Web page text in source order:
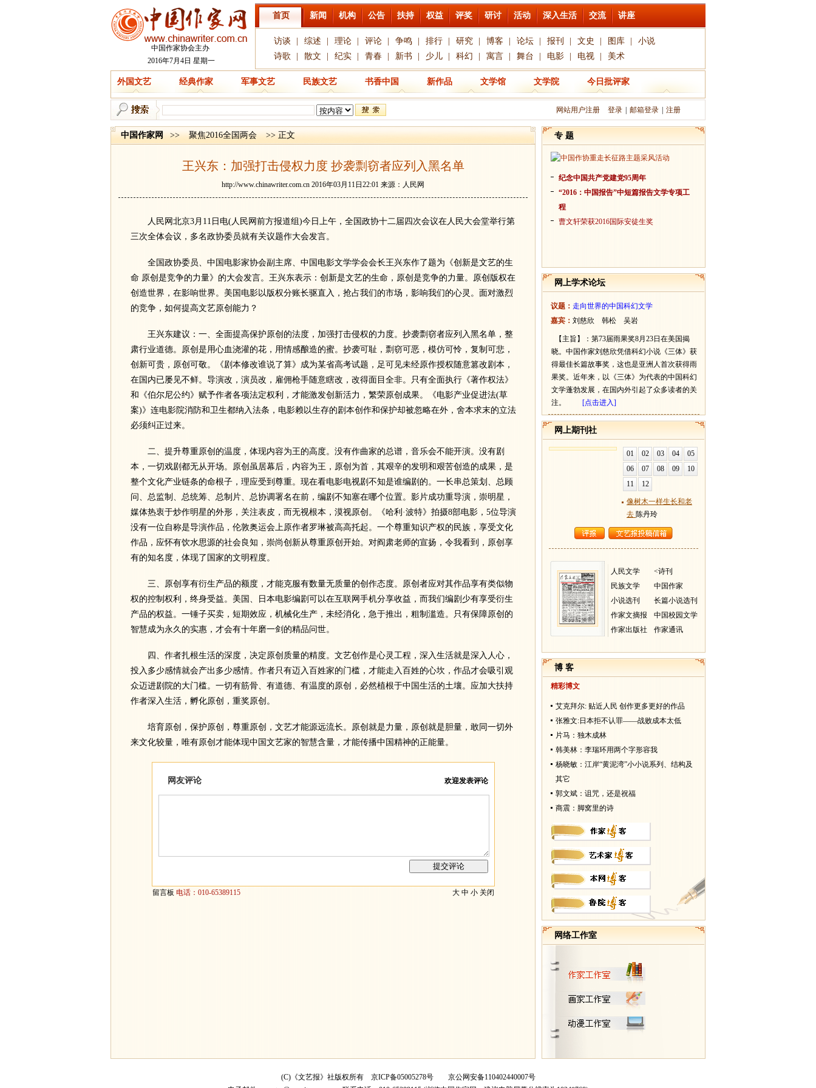
中国作家协会主办
2016年7月4日 星期一
首页 新闻 机构 公告 扶持 权益 评奖 研讨 活动 深入生活 交流 讲座
访谈 综述 理论 评论 争鸣 排行 研究 博客 论坛 报刊 文史 图库
小说
诗歌
散文 纪实 青春 新书 少儿 科幻 寓言 舞台 电影 电视 美术
外国文艺 经典作家 军事文艺 民族文艺 书香中国 新作品 文学馆 文学院 今日批评家
网站用户注册 登录 邮箱登录 注册
中国作家网 >> 聚焦2016全国两会 >> 正文
王兴东：加强打击侵权力度 抄袭剽窃者应列入黑名单
http://www.chinawriter.com.cn 2016年03月11日22:01 来源：人民网
人民网北京3月11日电(人民网前方报道组)今日上午，全国政协十二届四次会议在人民大会堂举行第
三次全体会议，多名政协委员就有关议题作大会发言。
全国政协委员、中国电影家协会副主席、中国电影文学学会会长王兴东作了题为《创新是文艺的生
命 原创是竞争的力量》的大会发言。王兴东表示：创新是文艺的生命，原创是竞争的力量。原创版权在
创造世界，在影响世界。美国电影以版权分账长驱直入，抢占我们的市场，影响我们的心灵。面对激烈
的竞争，如何提高文艺原创能力？
王兴东建议：一、全面提高保护原创的法度，加强打击侵权的力度。抄袭剽窃者应列入黑名单，整
肃行业道德。原创是用心血浇灌的花，用情感酿造的蜜。抄袭可耻，剽窃可恶，模仿可怜，复制可悲，
创新可贵，原创可敬。《剧本修改谁说了算》成为某省高考试题，足可见未经原作授权随意篡改剧本，
在国内已屡见不鲜。导演改，演员改，雇佣枪手随意瞎改，改得面目全非。只有全面执行《著作权法》
和《伯尔尼公约》赋予作者各项法定权利，才能激发创新活力，繁荣原创成果。《电影产业促进法(草
案)》连电影院消防和卫生都纳入法条，电影赖以生存的剧本创作和保护却被忽略在外，舍本求末的立法
必须纠正过来。
二、提升尊重原创的温度，体现内容为王的高度。没有作曲家的总谱，音乐会不能开演。没有剧
本，一切戏剧都无从开场。原创虽居幕后，内容为王，原创为首，其艰辛的发明和艰苦创造的成果，是
整个文化产业链条的命根子，理应受到尊重。现在看电影电视剧不知是谁编剧的。一长串总策划、总顾
问、总监制、总统筹、总制片、总协调署名在前，编剧不知塞在哪个位置。影片成功重导演，崇明星，
媒体热衷于炒作明星的外形，关注表皮，而无视根本，漠视原创。《哈利·波特》拍摄8部电影，5位导演
没有一位自称是导演作品，伦敦奥运会上原作者罗琳被高高托起。一个尊重知识产权的民族，享受文化
作品，应怀有饮水思源的社会良知，崇尚创新从尊重原创开始。对阎肃老师的宣扬，令我看到，原创享
有的知名度，体现了国家的文明程度。
三、原创享有衍生产品的额度，才能克服有数量无质量的创作态度。原创者应对其作品享有类似物
权的控制权利，终身受益。美国、日本电影编剧可以在互联网手机分享收益，而我们编剧少有享受衍生
产品的权益。一锤子买卖，短期效应，机械化生产，未经消化，急于推出，粗制滥造。只有保障原创的
智慧成为永久的实惠，才会有十年磨一剑的精品问世。
四、作者扎根生活的深度，决定原创质量的精度。文艺创作是心灵工程，深入生活就是深入人心，
投入多少感情就会产出多少感情。作者只有迈入百姓家的门槛，才能走入百姓的心坎，作品才会吸引观
众迈进剧院的大门槛。一切有筋骨、有道德、有温度的原创，必然植根于中国生活的土壤。应加大扶持
作者深入生活，孵化原创，重奖原创。
培育原创，保护原创，尊重原创，文艺才能源远流长。原创就是力量，原创就是胆量，敢同一切外
来文化较量，唯有原创才能体现中国文艺家的智慧含量，才能传播中国精神的正能量。
网友评论 欢迎发表评论
留言板 电话：010-65389115 大 中 小 关闭
专 题
纪念中国共产党建党95周年
“2016：中国报告”中短篇报告文学专项工
程
曹文轩荣获2016国际安徒生奖
网上学术论坛
议题： 走向世界的中国科幻文学
嘉宾： 刘慈欣 韩松 吴岩
【主旨】：第73届雨果奖8月23日在美国揭
晓。中国作家刘慈欣凭借科幻小说《三体》获
得最佳长篇故事奖，这也是亚洲人首次获得雨
果奖。近年来，以《三体》为代表的中国科幻
文学蓬勃发展，在国内外引起了众多读者的关
注。
[点击进入]
网上期刊社
01 02 03 04
05
06
07 08 09
10
11
12
像树木一样生长和老
去 陈丹玲
人民文学
<诗刊
民族文学
中国作家
小说选刊
长篇小说选刊
作家文摘报
中国校园文学
作家出版社
作家通讯
博 客
精彩博文
艾克拜尔: 贴近人民 创作更多更好的作品
张雅文:日本拒不认罪——战败成本太低
片马：独木成林
韩美林：李瑞环用两个字形容我
杨晓敏：江岸“黄泥湾”小小说系列、结构及
其它
郭文斌：诅咒，还是祝福
商震：脚窝里的诗
网络工作室
(C)《文艺报》社版权所有 京ICP备05005278号京公网安备110402440007号